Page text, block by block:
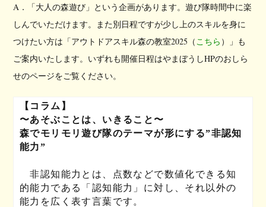
A．「大人の森遊び」という企画があります。遊び隊時間中に楽
しんでいただけます。また別日程ですが少し上のスキルを身に
つけたい方は「アウトドアスキル森の教室2025（ こちら ）」も
ご案内いたします。いずれも開催日程はやまぼうしHPのおしら
せのページをご覧ください。
【コラム】
〜あそぶことは、いきること〜
森でモリモリ遊び隊のテーマが形にする”非認知
能力”
非認知能力とは、点数などで数値化できる知
的能力である「認知能力」に対し、それ以外の
能力を広く表す言葉です。